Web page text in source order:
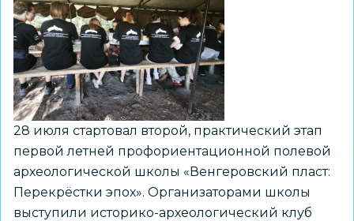
28 июля стартовал второй, практический этап
первой летней профориентационной полевой
археологической школы «Венгеровский пласт:
Перекрёстки эпох». Организаторами школы
выступили историко-археологический клуб